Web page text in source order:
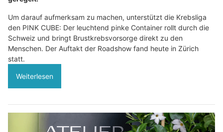
Um darauf aufmerksam zu machen, unterstützt die Krebsliga
den PINK CUBE: Der leuchtend pinke Container rollt durch die
Schweiz und bringt Brustkrebsvorsorge direkt zu den
Menschen. Der Auftakt der Roadshow fand heute in Zürich
statt.
Weiterlesen